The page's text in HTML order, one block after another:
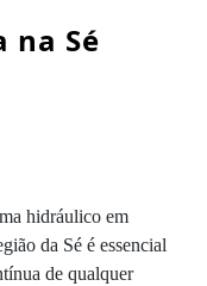
na Sé
hidráulico em
da Sé é essencial
de qualquer